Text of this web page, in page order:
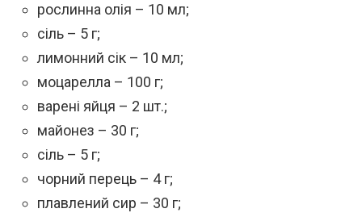
рослинна олія – 10 мл;
сіль – 5 г;
лимонний сік – 10 мл;
моцарелла – 100 г;
варені яйця – 2 шт.;
майонез – 30 г;
сіль – 5 г;
чорний перець – 4 г;
плавлений сир – 30 г;